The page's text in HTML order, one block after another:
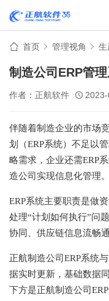
首页 管理视角 生
制造公司ERP管
作者：正航软件
伴随着制造企业的市场
划（ERP系统）不足以
略需求，企业还需ERP
造公司实现信息化管理。
ERP系统主要职责是做
处理“计划如何执行”问
协同、供应链信息流畅
正航制造公司ERP系统
据实时更新，基础数据
下方是正航制造公司